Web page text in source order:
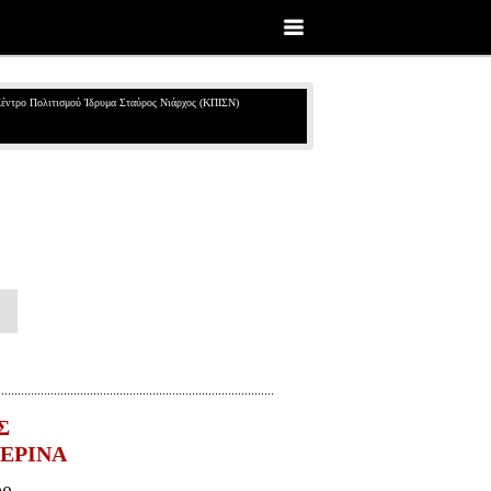
Πολιτισμού Ίδρυμα Σταύρος Νιάρχος (ΚΠΙΣΝ)